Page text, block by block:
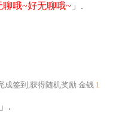
哦~好无聊哦~ 」.
成签到,获得随机奖励 金钱 1
」.